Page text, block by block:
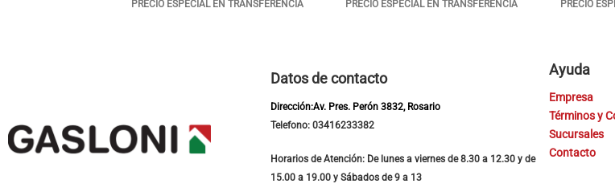
PRECIO ESPECIAL EN TRANSFERENCIA PRECIO ESPECIAL EN TRANSFERENCIA PRECIO
Datos de contacto
Dirección:Av. Pres. Perón 3832, Rosario
Telefono: 03416233382
Horarios de Atención: De lunes a viernes de 8.30 a 12.30 y de
15.00 a 19.00 y Sábados de 9 a 13
Ayuda
Empresa
Términos y
Sucursales
Contacto